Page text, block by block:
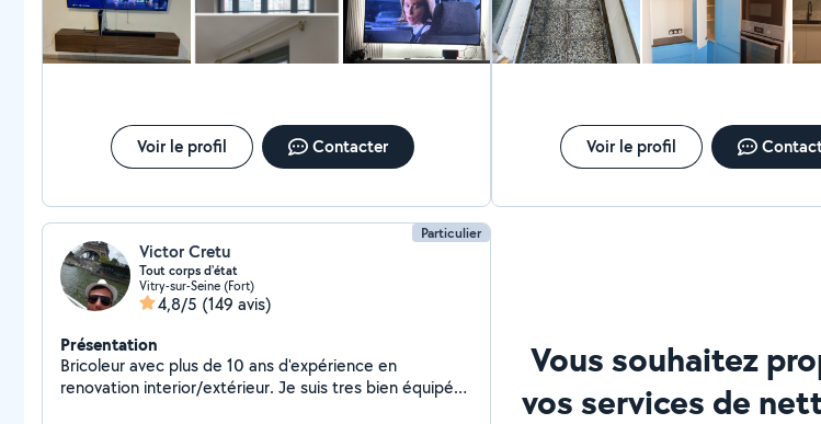
Voir le profil Contacter Voir le profil
Particulier
Victor Cretu
Tout corps d'état
Vitry-sur-Seine (Fort)
4,8/5 (149 avis)
Présentation
Bricoleur avec plus de 10 ans d'expérience en
renovation interior/extérieur. Je suis tres bien équipé
Vous souhaitez
vos services de